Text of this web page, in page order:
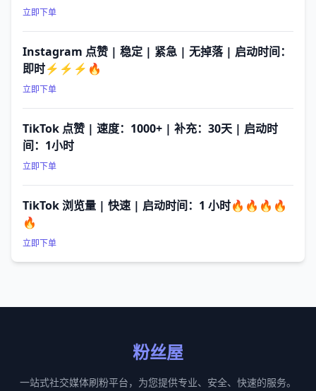
立即下单
Instagram 点赞 | 稳定 | 紧急 | 无掉落 | 启动时间：
即时⚡⚡⚡🔥
立即下单
TikTok 点赞 | 速度：1000+ | 补充：30天 | 启动时
间：1小时
立即下单
TikTok 浏览量 | 快速 | 启动时间：1 小时🔥🔥🔥🔥
🔥
立即下单
粉丝屋
一站式社交媒体刷粉平台，为您提供专业、安全、快速的服务。